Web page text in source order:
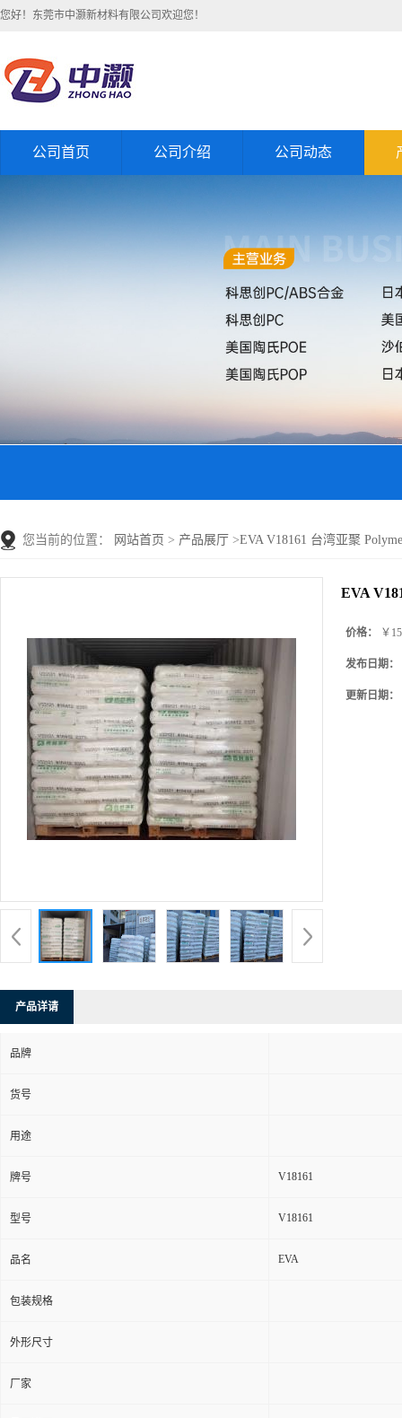
您好！东莞市中灏新材料有限公司欢迎您！
公司首页 公司介绍 公司动态
您当前的位置： 网站首页 > 产品展厅 >EVA V18161 台湾亚聚
EVA
价格： ￥
发布日期：
更新日期：
产品详请
品牌
货号
用途
牌号 V18161
型号 V18161
品名 EVA
包装规格
外形尺寸
厂家